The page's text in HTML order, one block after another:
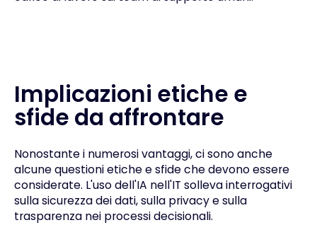
Implicazioni etiche e
sfide da affrontare
Nonostante i numerosi vantaggi, ci sono anche
alcune questioni etiche e sfide che devono essere
considerate. L'uso dell'IA nell'IT solleva interrogativi
sulla sicurezza dei dati, sulla privacy e sulla
trasparenza nei processi decisionali.